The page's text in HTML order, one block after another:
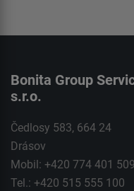
Bonita Group
s.r.o.
Čedlosy 583, 664 24
Drásov
Mobil: +420 774 401 509
Tel.: +420 515 555 100